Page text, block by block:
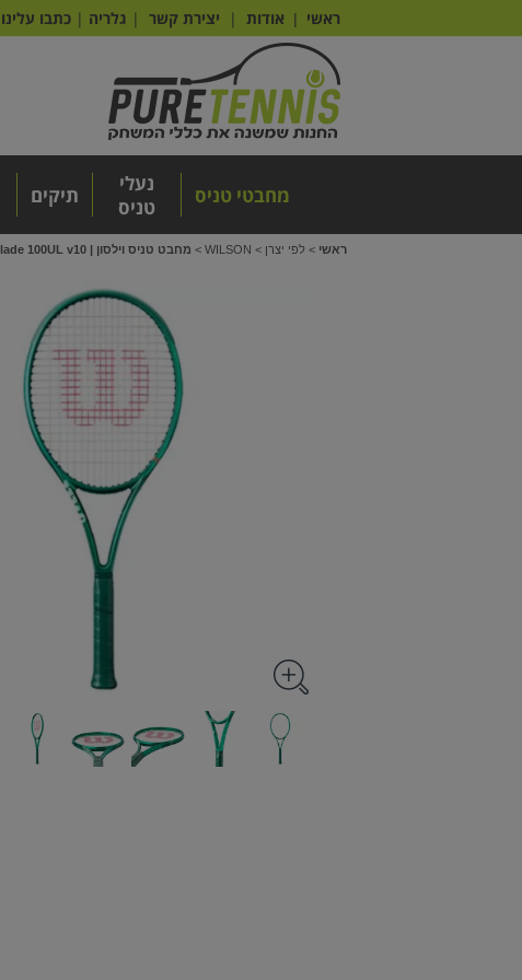
ראשי | אודות | יצירת קשר | גלריה | כתבו עלינו
מחבטי טניס
נעלי
טניס
תיקים
ראשי > לפי יצרן >
WILSON
> מחבט טניס וילסון | Wilson Blade 100UL v10